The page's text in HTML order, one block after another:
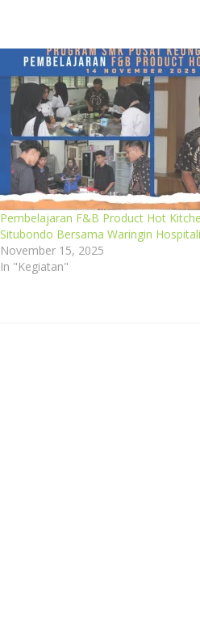
Pembelajaran F&B Product Hot
Situbondo Bersama Waringin
November 15, 2025
In "Kegiatan"